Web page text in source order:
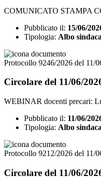
COMUNICATO STAMPA
Pubblicato il: 15/06/
Tipologia: Albo
Protocollo 9246/2026 del 11/
Circolare del 11/06/
WEBINAR docenti precari:
Pubblicato il: 11/06/
Tipologia: Albo
Protocollo 9212/2026 del 11/
Circolare del 11/06/